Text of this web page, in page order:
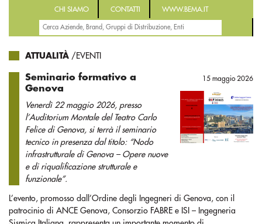
CHI SIAMO CONTATTI WWW.BEMA.IT
ATTUALITÀ /EVENTI
Seminario formativo a
Genova
Venerdì 22 maggio 2026, presso
l’Auditorium Montale del Teatro Carlo
Felice di Genova, si terrà il seminario
tecnico in presenza dal titolo: “Nodo
infrastrutturale di Genova – Opere nuove
e di riqualificazione strutturale e
funzionale”.
15 maggio 2026
L’evento, promosso dall’Ordine degli Ingegneri di Genova, con il
patrocinio di ANCE Genova, Consorzio FABRE e ISI – Ingegneria